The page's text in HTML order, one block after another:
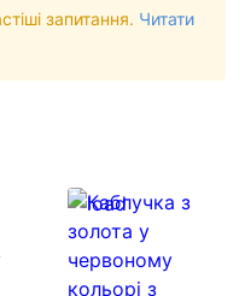
запитання. Читати